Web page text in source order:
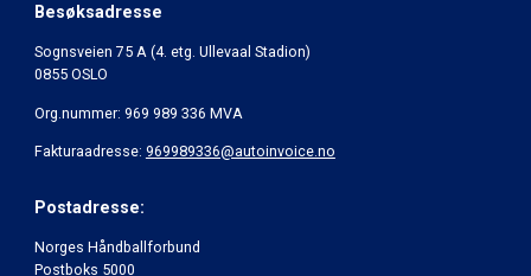
Besøksadresse
Sognsveien 75 A (4. etg. Ullevaal Stadion)
0855 OSLO
Org.nummer: 969 989 336 MVA
Fakturaadresse: 969989336@autoinvoice.no
Postadresse:
Norges Håndballforbund
Postboks 5000